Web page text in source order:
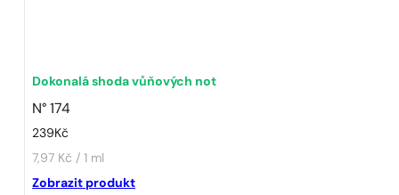
Dokonalá shoda vůňových not
N° 174
239 Kč
7,97 Kč / 1 ml
Zobrazit produkt